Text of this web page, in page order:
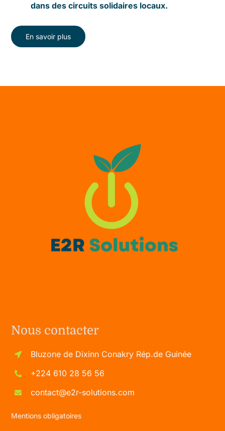
dans des circuits solidaires locaux.
En savoir plus
Nous contacter
Bluzone de Dixinn Conakry Rép.de Guinée
+224 610 28 56 56
contact@e2r-solutions.com
Mentions obligatoires